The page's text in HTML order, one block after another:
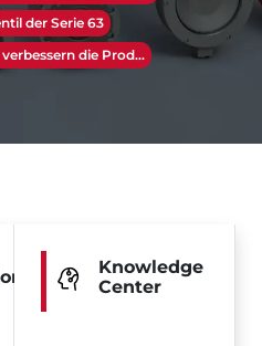
der Serie 63
die Prod...
Knowledge
Center